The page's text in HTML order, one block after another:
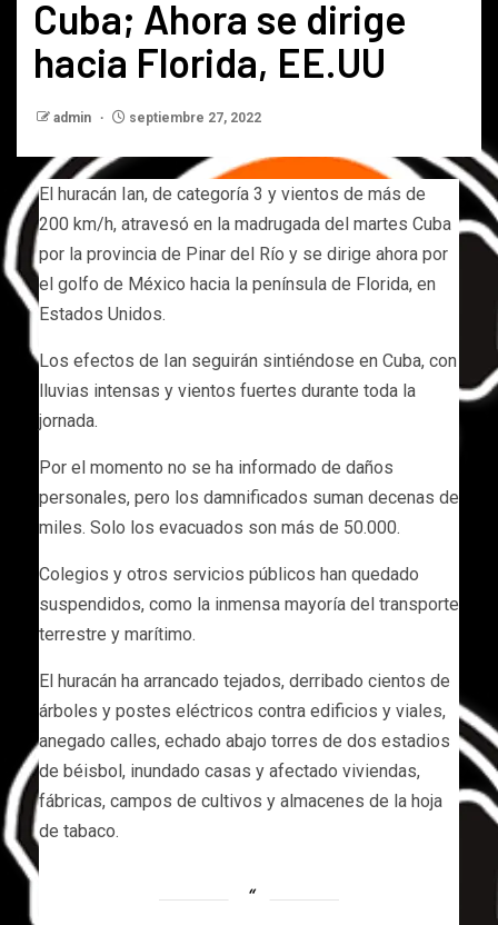
Cuba; Ahora se dirige
hacia Florida, EE.UU
admin septiembre 27, 2022
El huracán Ian, de categoría 3 y vientos de más de
200 km/h, atravesó en la madrugada del martes Cuba
por la provincia de Pinar del Río y se dirige ahora por
el golfo de México hacia la península de Florida, en
Estados Unidos.
Los efectos de Ian seguirán sintiéndose en Cuba, con
lluvias intensas y vientos fuertes durante toda la
jornada.
Por el momento no se ha informado de daños
personales, pero los damnificados suman decenas de
miles. Solo los evacuados son más de 50.000.
Colegios y otros servicios públicos han quedado
suspendidos, como la inmensa mayoría del transporte
terrestre y marítimo.
El huracán ha arrancado tejados, derribado cientos de
árboles y postes eléctricos contra edificios y viales,
anegado calles, echado abajo torres de dos estadios
de béisbol, inundado casas y afectado viviendas,
fábricas, campos de cultivos y almacenes de la hoja
de tabaco.